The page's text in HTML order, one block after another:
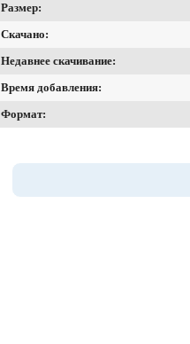
Размер:
Скачано:
Недавнее скачивание:
Время добавления:
Формат: